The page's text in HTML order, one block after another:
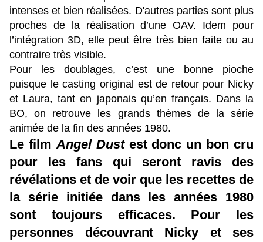
intenses et bien réalisées. D'autres parties sont plus
proches de la réalisation d’une OAV. Idem pour
l’intégration 3D, elle peut être très bien faite ou au
contraire très visible.
Pour les doublages, c’est une bonne pioche
puisque le casting original est de retour pour Nicky
et Laura, tant en japonais qu’en français. Dans la
BO, on retrouve les grands thèmes de la série
animée de la fin des années 1980.
Le filmAngel Dustest donc un bon cru
pour les fans qui seront ravis des
révélations et de voir que les recettes de
la série initiée dans les années 1980
sont toujours efficaces. Pour les
personnes découvrant Nicky et ses